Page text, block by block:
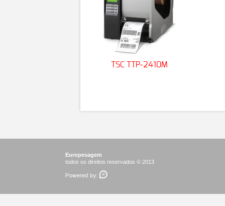
TSC TTP-2410M
Europesagem
todos os direitos reservados © 2013